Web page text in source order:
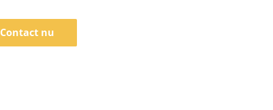
Contact nu